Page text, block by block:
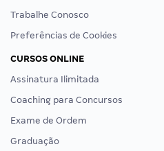
Trabalhe Conosco
Preferências de Cookies
CURSOS ONLINE
Assinatura Ilimitada
Coaching para Concursos
Exame de Ordem
Graduação